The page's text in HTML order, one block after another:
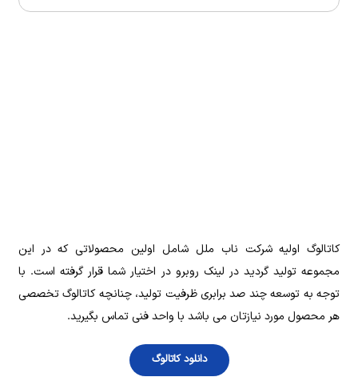
‌کاتالوگ اولیه شرکت ناب ملل شامل اولین محصولاتی که در این
مجموعه تولید گردید در لینک روبرو در اختیار شما قرار گرفته است. با
توجه به توسعه چند صد برابری ظرفیت تولید، چنانچه کاتالوگ تخصصی
هر محصول مورد نیازتان می باشد با واحد فنی تماس بگیرید.
دانلود کاتالوگ